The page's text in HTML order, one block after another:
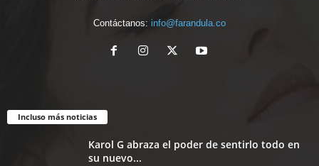
Contáctanos: info@farandula.co
Incluso más noticias
Karol G abraza el poder de sentirlo todo en
su nuevo...